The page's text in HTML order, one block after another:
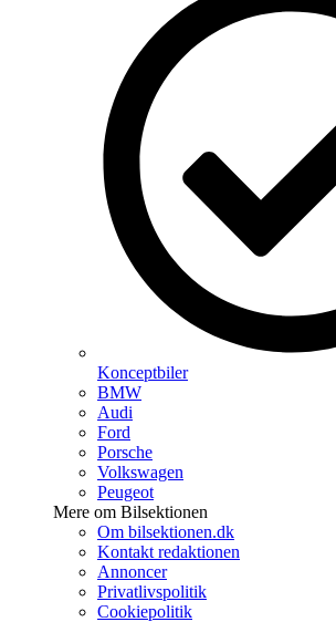
Konceptbiler
BMW
Audi
Ford
Porsche
Volkswagen
Peugeot
Mere om Bilsektionen
Om bilsektionen.dk
Kontakt redaktionen
Annoncer
Privatlivspolitik
Cookiepolitik